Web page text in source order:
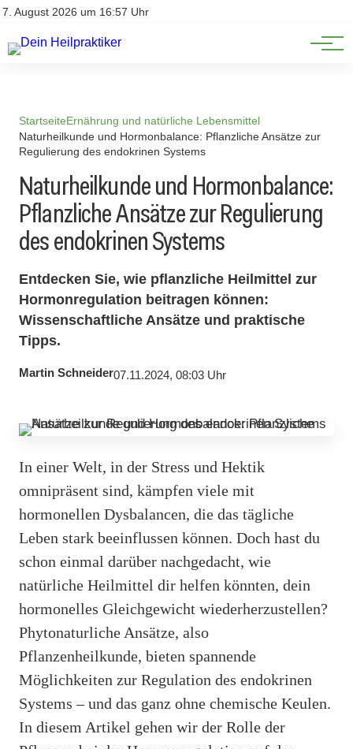
7. August 2026 um 16:57 Uhr
Impressum
Natürliche Medizin
Heilpflanzen & Kräuterkunde
StartseiteErnährung und natürliche Lebensmittel
Naturheilkunde und Hormonbalance: Pflanzliche Ansätze zur
Regulierung des endokrinen Systems
Naturheilkunde und Hormonbalance:
Pflanzliche Ansätze zur Regulierung
des endokrinen Systems
Entdecken Sie, wie pflanzliche Heilmittel zur
Hormonregulation beitragen können:
Wissenschaftliche Ansätze und praktische
Tipps.
Martin Schneider07.11.2024, 08:03 Uhr
In einer Welt, in der Stress und Hektik
omnipräsent sind, kämpfen viele mit
hormonellen Dysbalancen, die das tägliche
Leben stark beeinflussen können. Doch hast du
schon einmal darüber nachgedacht, wie
natürliche Heilmittel dir helfen könnten, dein
hormonelles Gleichgewicht wiederherzustellen?
Phytonaturliche Ansätze, also
Pflanzenheilkunde, bieten spannende
Möglichkeiten zur Regulation des endokrinen
Systems – und das ganz ohne chemische Keulen.
In diesem Artikel gehen wir der Rolle der